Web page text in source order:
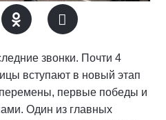
звонки. Почти 4
вступают в новый этап
первые победы и
Один из главных